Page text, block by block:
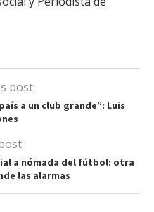
post
a un club grande”: Luis
a nómada del fútbol: otra
las alarmas